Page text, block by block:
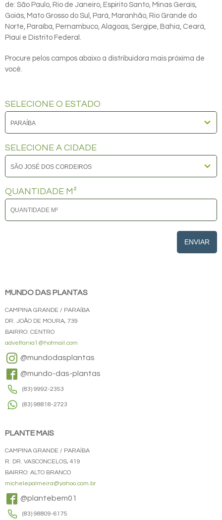
de: São Paulo, Rio de Janeiro, Espirito Santo, Minas Gerais,
Goiás, Mato Grosso do Sul, Pará, Maranhão, Rio Grande do
Norte, Paraíba, Pernambuco, Alagoas, Sergipe, Bahia, Ceará,
Piauí e Distrito Federal.
Procure pelos campos abaixo a distribuidora mais próxima de
você.
SELECIONE O ESTADO
SELECIONE A CIDADE
QUANTIDADE M²
ENVIAR
MUNDO DAS PLANTAS
CAMPINA GRANDE / PARAÍBA
DR. JOÃO DE MOURA, 739
BAIRRO: CENTRO
adveltania1@hotmail.com
@mundodasplantas
@mundo-das-plantas
(83) 9992-2353
(83) 98818-2723
PLANTE MAIS
CAMPINA GRANDE / PARAÍBA
R. DR. VASCONCELOS, 419
BAIRRO: ALTO BRANCO
michelepalmeira@yahoo.com.br
@plantebem01
(83) 98809-6175